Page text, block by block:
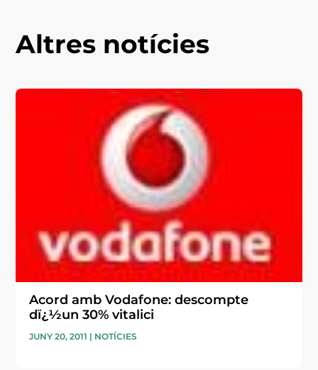
Altres notícies
Acord amb Vodafone: descompte
dï¿½un 30% vitalici
JUNY 20, 2011 | NOTÍCIES